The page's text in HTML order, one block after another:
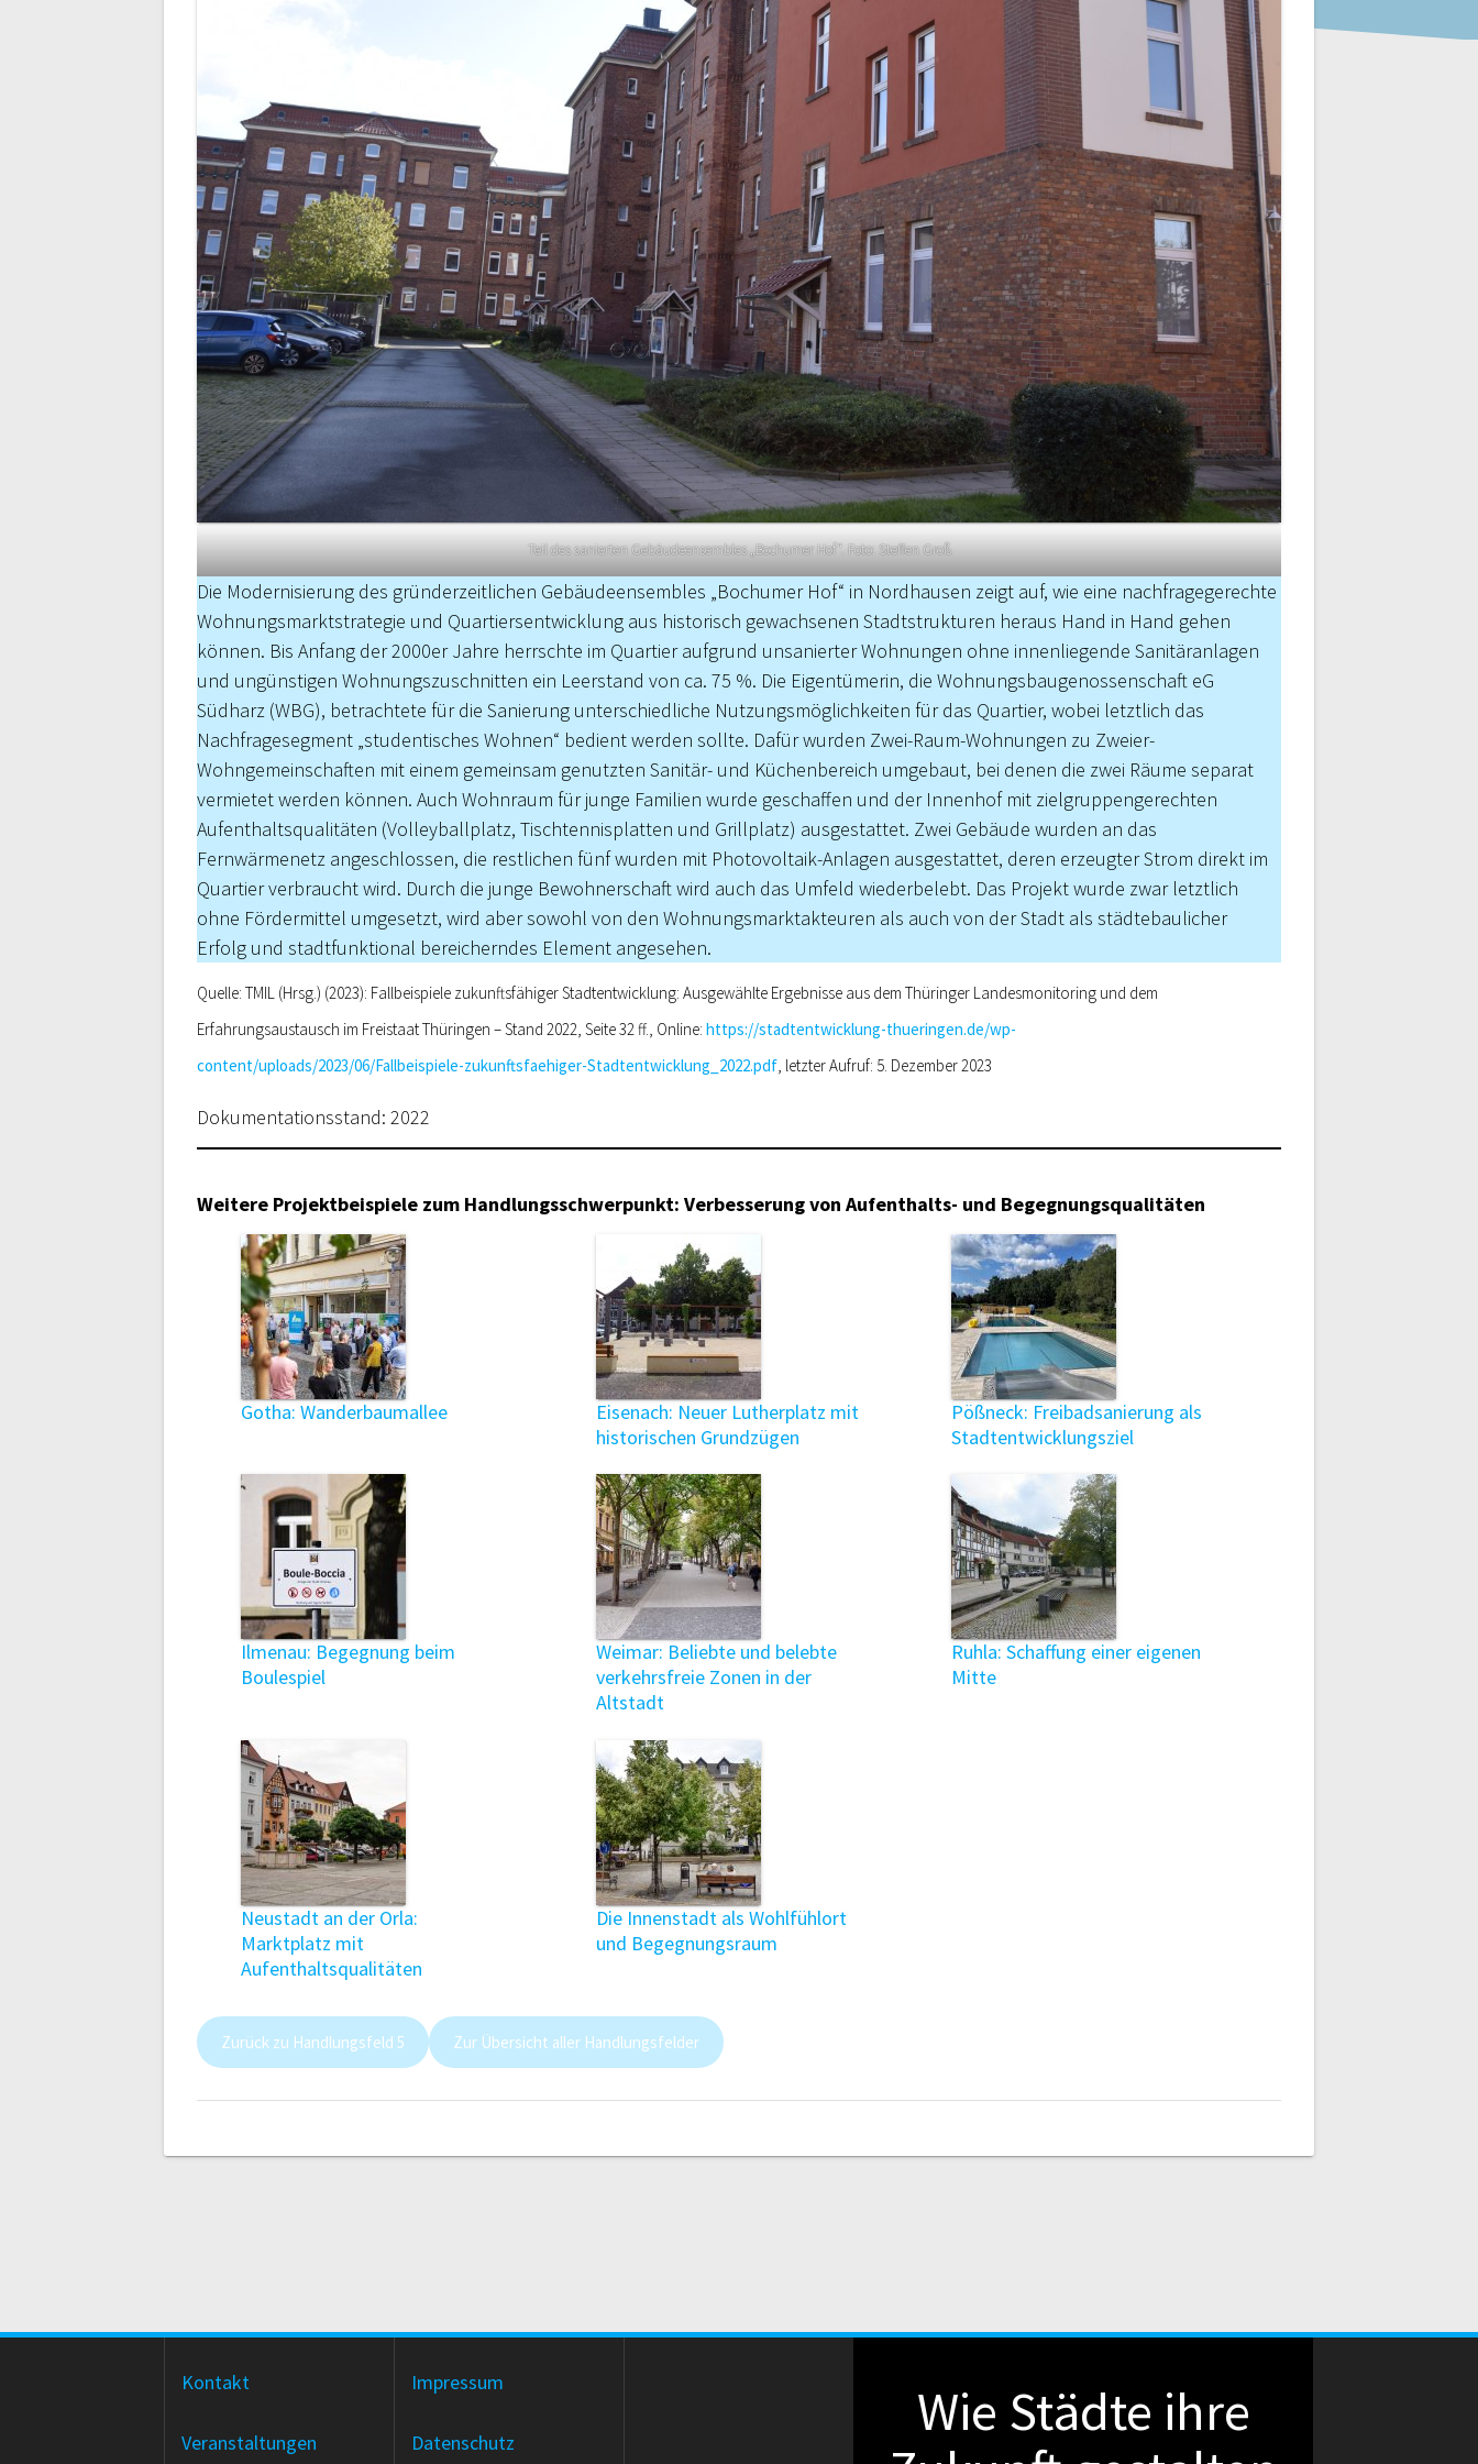
Teil des sanierten Gebäudeensembles „Bochumer Hof“. Foto: Steffen Groß
Die Modernisierung des gründerzeitlichen Gebäudeensembles „Bochumer Hof“ in Nordhausen zeigt auf, wie eine nachfragegerechte
Wohnungsmarktstrategie und Quartiersentwicklung aus historisch gewachsenen Stadtstrukturen heraus Hand in Hand gehen
können. Bis Anfang der 2000er Jahre herrschte im Quartier aufgrund unsanierter Wohnungen ohne innenliegende Sanitäranlagen
und ungünstigen Wohnungszuschnitten ein Leerstand von ca. 75 %. Die Eigentümerin, die Wohnungsbaugenossenschaft eG
Südharz (WBG), betrachtete für die Sanierung unterschiedliche Nutzungsmöglichkeiten für das Quartier, wobei letztlich das
Nachfragesegment „studentisches Wohnen“ bedient werden sollte. Dafür wurden Zwei-Raum-Wohnungen zu Zweier-
Wohngemeinschaften mit einem gemeinsam genutzten Sanitär- und Küchenbereich umgebaut, bei denen die zwei Räume separat
vermietet werden können. Auch Wohnraum für junge Familien wurde geschaffen und der Innenhof mit zielgruppengerechten
Aufenthaltsqualitäten (Volleyballplatz, Tischtennisplatten und Grillplatz) ausgestattet. Zwei Gebäude wurden an das
Fernwärmenetz angeschlossen, die restlichen fünf wurden mit Photovoltaik-Anlagen ausgestattet, deren erzeugter Strom direkt im
Quartier verbraucht wird. Durch die junge Bewohnerschaft wird auch das Umfeld wiederbelebt. Das Projekt wurde zwar letztlich
ohne Fördermittel umgesetzt, wird aber sowohl von den Wohnungsmarktakteuren als auch von der Stadt als städtebaulicher
Erfolg und stadtfunktional bereicherndes Element angesehen.
Quelle: TMIL (Hrsg.) (2023): Fallbeispiele zukunftsfähiger Stadtentwicklung: Ausgewählte Ergebnisse aus dem Thüringer Landesmonitoring und dem
Erfahrungsaustausch im Freistaat Thüringen – Stand 2022, Seite 32 ff., Online:https://stadtentwicklung-thueringen.de/wp-
content/uploads/2023/06/Fallbeispiele-zukunftsfaehiger-Stadtentwicklung_2022.pdf , letzter Aufruf: 5. Dezember 2023
Dokumentationsstand: 2022
Weitere Projektbeispiele zum Handlungsschwerpunkt: Verbesserung von Aufenthalts- und Begegnungsqualitäten
Gotha: Wanderbaumallee
Eisenach: Neuer Lutherplatz mit
historischen Grundzügen
Pößneck: Freibadsanierung als
Stadtentwicklungsziel
Ilmenau: Begegnung beim
Boulespiel
Weimar: Beliebte und belebte
verkehrsfreie Zonen in der
Altstadt
Ruhla: Schaffung einer eigenen
Mitte
Neustadt an der Orla:
Marktplatz mit
Aufenthaltsqualitäten
Die Innenstadt als Wohlfühlort
und Begegnungsraum
Zurück zu Handlungsfeld 5 Zur Übersicht aller Handlungsfelder
Kontakt
Veranstaltungen
Impressum
Datenschutz
Wie Städte ihre